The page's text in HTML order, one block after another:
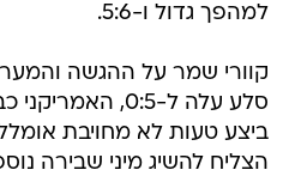
למהפך גדול ו-5:6.
קוורי שמר על ההגשה